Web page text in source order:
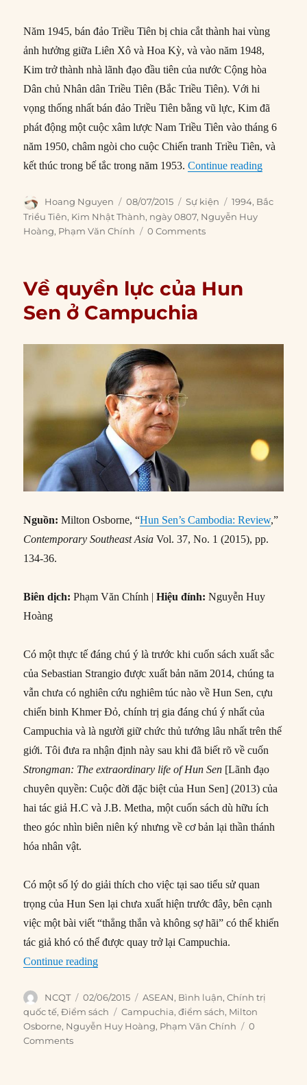
Năm 1945, bán đảo Triều Tiên bị chia cắt thành hai vùng
ảnh hưởng giữa Liên Xô và Hoa Kỳ, và vào năm 1948,
Kim trở thành nhà lãnh đạo đầu tiên của nước Cộng hòa
Dân chủ Nhân dân Triều Tiên (Bắc Triều Tiên). Với hi
vọng thống nhất bán đảo Triều Tiên bằng vũ lực, Kim đã
phát động một cuộc xâm lược Nam Triều Tiên vào tháng 6
năm 1950, châm ngòi cho cuộc Chiến tranh Triều Tiên, và
kết thúc trong bế tắc trong năm 1953.Continue reading“08/07/
Author
Hoang Nguyen
Posted
on
08/07/2015 Categories
Sự kiện Tags
1994, Bắc
Triều Tiên, Kim Nhật Thành, ngày 0807, Nguyễn Huy
Hoàng, Phạm Văn Chính 0 Comments
Về quyền lực của Hun
Sen ở Campuchia
Nguồn:Milton Osborne, “Hun Sen’s Cambodia: Review,”
Contemporary Southeast Asia Vol. 37, No. 1 (2015), pp.
134-36.
Biên dịch:Phạm Văn Chính |Hiệu đính:Nguyễn Huy
Hoàng
Có một thực tế đáng chú ý là trước khi cuốn sách xuất sắc
của Sebastian Strangio được xuất bản năm 2014, chúng ta
vẫn chưa có nghiên cứu nghiêm túc nào về Hun Sen, cựu
chiến binh Khmer Đỏ, chính trị gia đáng chú ý nhất của
Campuchia và là người giữ chức thủ tướng lâu nhất trên thế
giới. Tôi đưa ra nhận định này sau khi đã biết rõ về cuốn
Strongman: The extraordinary life of Hun Sen [Lãnh đạo
chuyên quyền: Cuộc đời đặc biệt của Hun Sen] (2013) của
hai tác giả H.C và J.B. Metha, một cuốn sách dù hữu ích
theo góc nhìn biên niên ký nhưng về cơ bản lại thần thánh
hóa nhân vật.
Có một số lý do giải thích cho việc tại sao tiểu sử quan
trọng của Hun Sen lại chưa xuất hiện trước đây, bên cạnh
việc một bài viết “thẳng thắn và không sợ hãi” có thể khiến
tác giả khó có thể được quay trở lại Campuchia.
Continue reading“Về quyền lực của Hun Sen ở Campuchia”
Author
NCQT
Posted
on
02/06/2015 Categories
ASEAN, Bình luận,Chính trị
quốc tế,Điểm sách Tags
Campuchia,điểm sách, Milton
Osborne, Nguyễn Huy Hoàng, Phạm Văn Chính
0
Comments